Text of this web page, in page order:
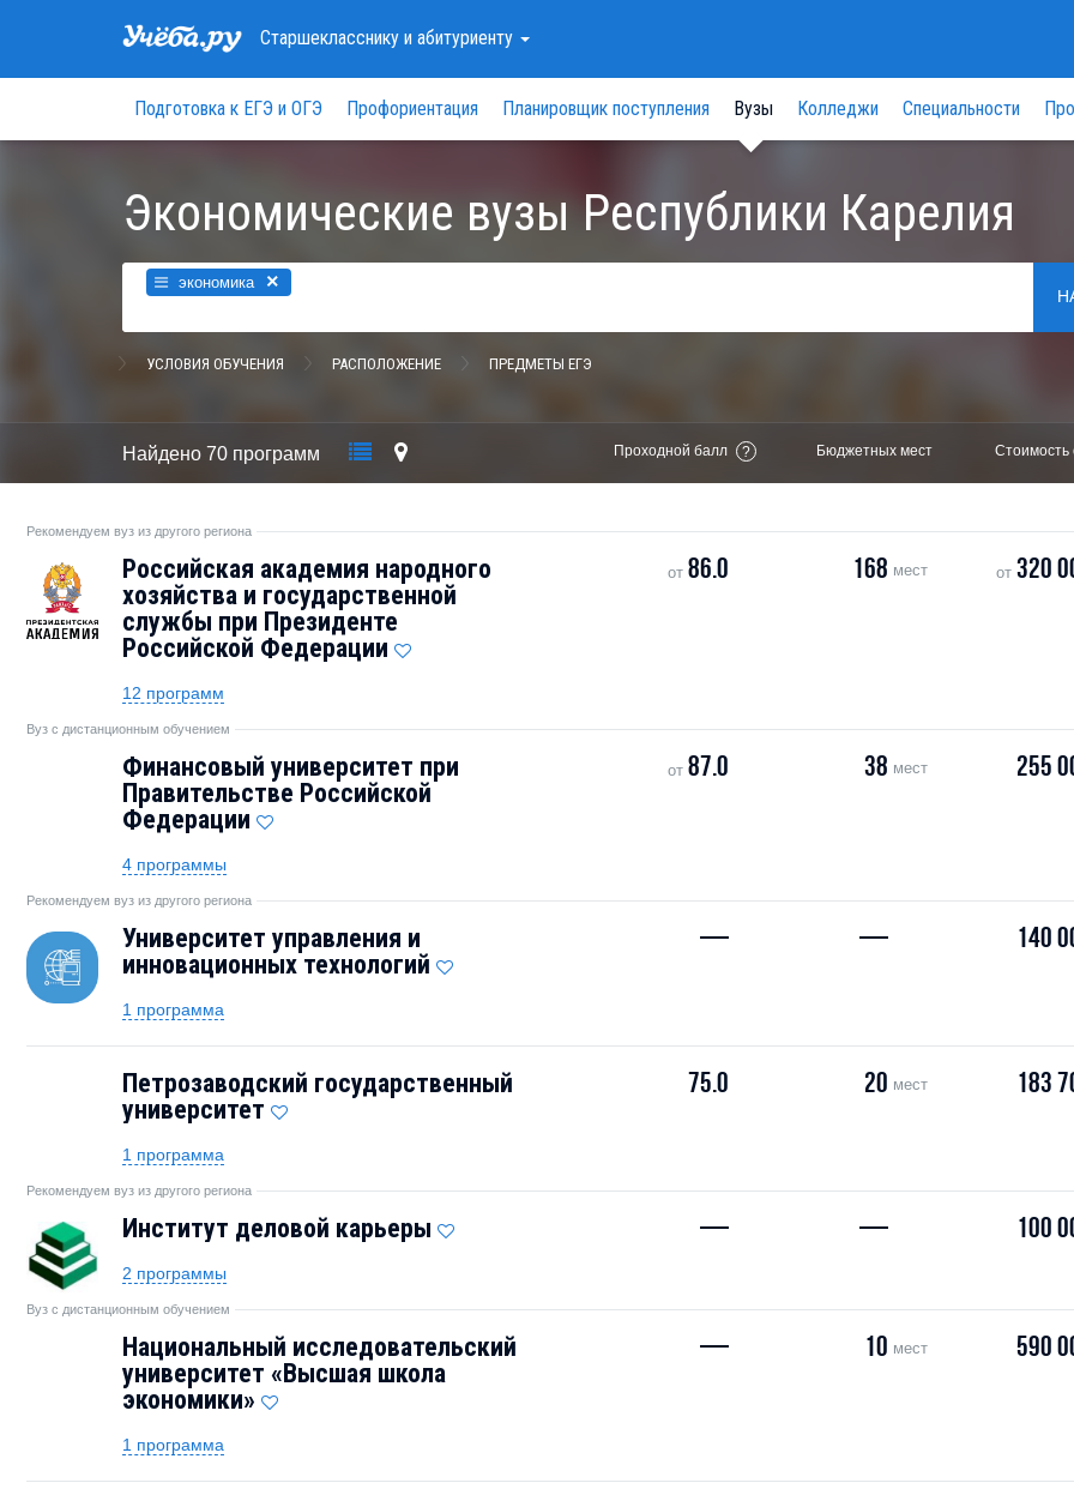
Старшеклассникуи абитуриенту
Подготовка к ЕГЭ и ОГЭ Профориентация Планировщик поступления Вузы Колледжи Специальности
Экономические вузы Республики Карелия
экономика ×
УСЛОВИЯ ОБУЧЕНИЯ РАСПОЛОЖЕНИЕ ПРЕДМЕТЫ ЕГЭ
Найдено 70 программ Проходной балл ? Бюджетных мест Стоимость
Рекомендуем вуз из другого региона
Российская академия народного
хозяйства и государственной
службы при Президенте
Российской Федерации
от86.0 168 мест от 320
12 программ
Вуз с дистанционным обучением
Финансовый университет при
Правительстве Российской
Федерации
от87.0 38 мест 255
4 программы
Рекомендуем вуз из другого региона
Университет управления и
инновационных технологий
— — 140
1 программа
Петрозаводский государственный
университет
75.0 20 мест 183
1 программа
Рекомендуем вуз из другого региона
Институт деловой карьеры — — 100
2 программы
Вуз с дистанционным обучением
Национальный исследовательский
университет «Высшая школа
экономики»
— 10 мест 590
1 программа